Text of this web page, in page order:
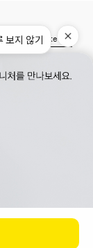
Pinterest
보지 않기